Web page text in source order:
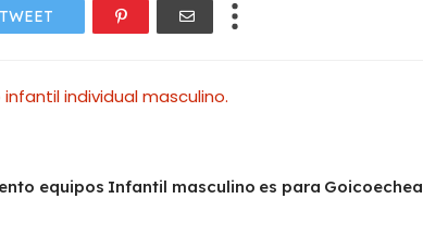
TWEET
individual masculino.
equipos Infantil masculino es para Goicoechea